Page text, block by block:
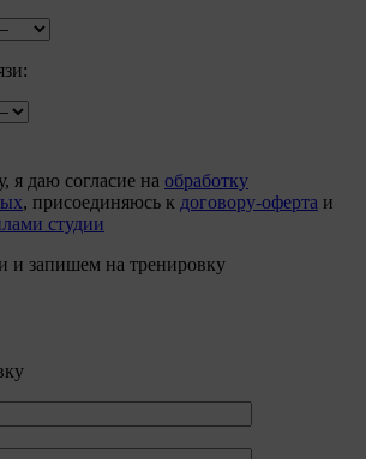
я даю согласие на обработку
, присоединяюсь к договору-оферта и
студии
и запишем на тренировку